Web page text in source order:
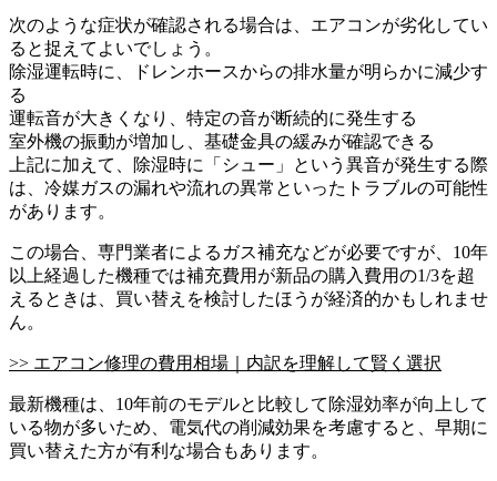
次のような症状が確認される場合は、エアコンが劣化してい
ると捉えてよいでしょう。
除湿運転時に、ドレンホースからの排水量が明らかに減少す
る
運転音が大きくなり、特定の音が断続的に発生する
室外機の振動が増加し、基礎金具の緩みが確認できる
上記に加えて、除湿時に「シュー」という異音が発生する際
は、冷媒ガスの漏れや流れの異常といったトラブルの可能性
があります。
この場合、専門業者によるガス補充などが必要ですが、10年
以上経過した機種では補充費用が新品の購入費用の1/3を超
えるときは、買い替えを検討したほうが経済的かもしれませ
ん。
>> エアコン修理の費用相場｜内訳を理解して賢く選択
最新機種は、10年前のモデルと比較して除湿効率が向上して
いる物が多いため、電気代の削減効果を考慮すると、早期に
買い替えた方が有利な場合もあります。